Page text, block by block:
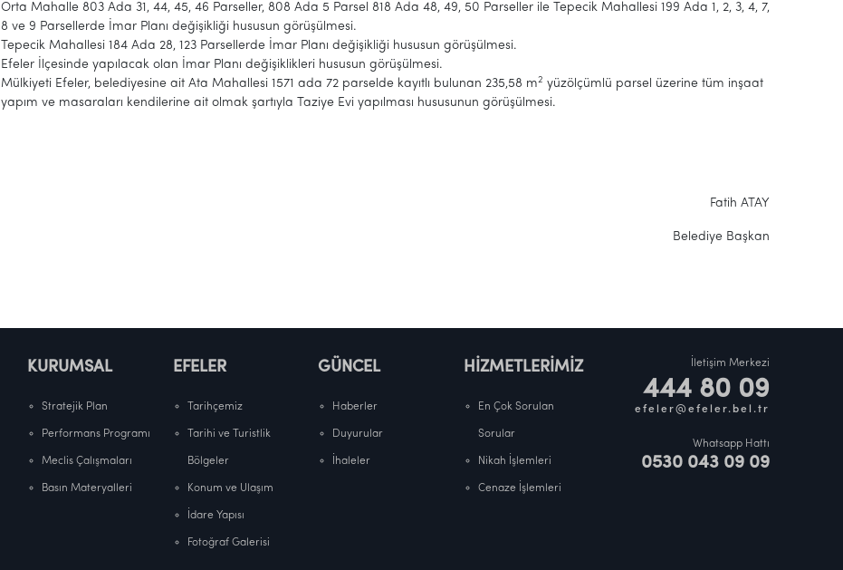
Orta Mahalle 803 Ada 31, 44, 45, 46 Parseller, 808 Ada 5 Parsel 818 Ada 48, 49, 50 Parseller ile Tepecik Mahallesi 199 Ada 1, 2, 3, 4, 7,
8 ve 9 Parsellerde İmar Planı değişikliği hususun görüşülmesi.
Tepecik Mahallesi 184 Ada 28, 123 Parsellerde İmar Planı değişikliği hususun görüşülmesi.
Efeler İlçesinde yapılacak olan İmar Planı değişiklikleri hususun görüşülmesi.
Mülkiyeti Efeler, belediyesine ait Ata Mahallesi 1571 ada 72 parselde kayıtlı bulunan 235,58 m2 yüzölçümlü parsel üzerine tüm inşaat
yapım ve masaraları kendilerine ait olmak şartıyla Taziye Evi yapılması hususunun görüşülmesi.
Fatih ATAY
Belediye Başkan
KURUMSAL
Stratejik Plan
Performans Programı
Meclis Çalışmaları
Basın Materyalleri
EFELER
Tarihçemiz
Tarihi ve Turistlik
Bölgeler
Konum ve Ulaşım
İdare Yapısı
Fotoğraf Galerisi
GÜNCEL
Haberler
Duyurular
İhaleler
HİZMETLERİMİZ
En Çok Sorulan
Sorular
Nikah İşlemleri
Cenaze İşlemleri
İletişim Merkezi
444 80 09
efeler@efeler.bel.tr
Whatsapp Hattı
0530 043 09 09